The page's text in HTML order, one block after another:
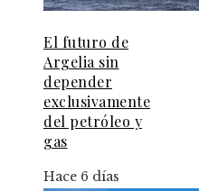
El futuro de
Argelia sin
depender
exclusivamente
del petróleo y
gas
Hace 6 días